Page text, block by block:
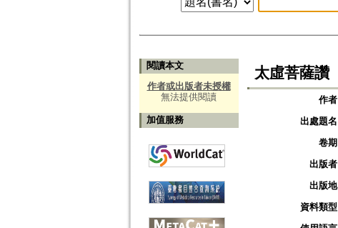
閱讀本文
作者或出版者未授權
無法提供閱讀
加值服務
太虛菩薩讚
作者
出處題名
卷期
出版者
出版地
資料類型